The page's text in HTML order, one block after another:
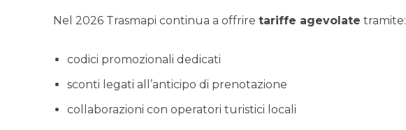
Nel 2026 Trasmapi continua a offrire tariffe agevolate tramite:
codici promozionali dedicati
sconti legati all’anticipo di prenotazione
collaborazioni con operatori turistici locali